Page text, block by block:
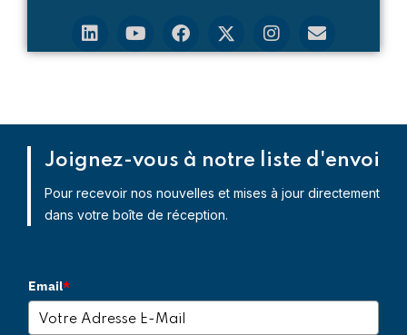
Joignez-vous à notre liste d'envoi
Pour recevoir nos nouvelles et mises à jour directement
dans votre boîte de réception.
Email*